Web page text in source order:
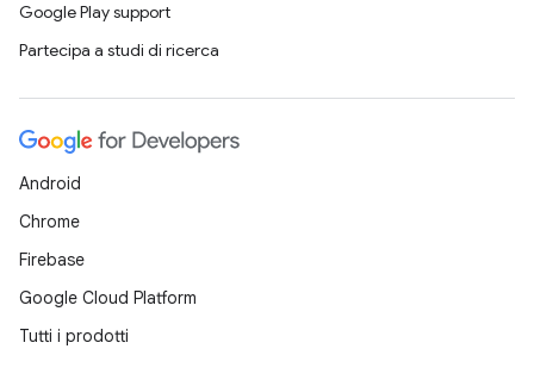
Google Play support
Partecipa a studi di ricerca
Android
Chrome
Firebase
Google Cloud Platform
Tutti i prodotti